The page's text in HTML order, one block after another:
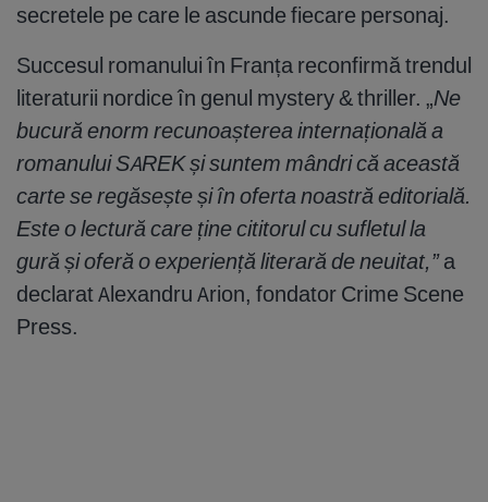
secretele pe care le ascunde fiecare personaj.
Succesul romanului în Franța reconfirmă trendul
literaturii nordice în genul mystery & thriller. „Ne
bucură enorm recunoașterea internațională a
romanului SAREK și suntem mândri că această
carte se regăsește și în oferta noastră editorială.
Este o lectură care ține cititorul cu sufletul la
gură și oferă o experiență literară de neuitat,”a
declarat Alexandru Arion, fondator Crime Scene
Press.